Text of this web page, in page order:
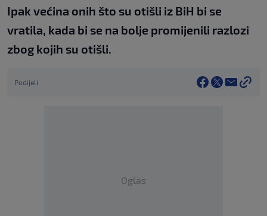
Ipak većina onih što su otišli iz BiH bi se
vratila, kada bi se na bolje promijenili razlozi
zbog kojih su otišli.
Podijeli
Oglas